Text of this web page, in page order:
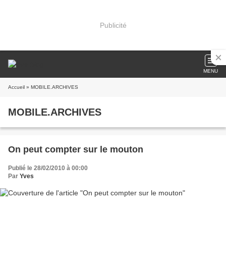
Publicité
MENU
Accueil » MOBILE.ARCHIVES
MOBILE.ARCHIVES
On peut compter sur le mouton
Publié le 28/02/2010 à 00:00
Par Yves